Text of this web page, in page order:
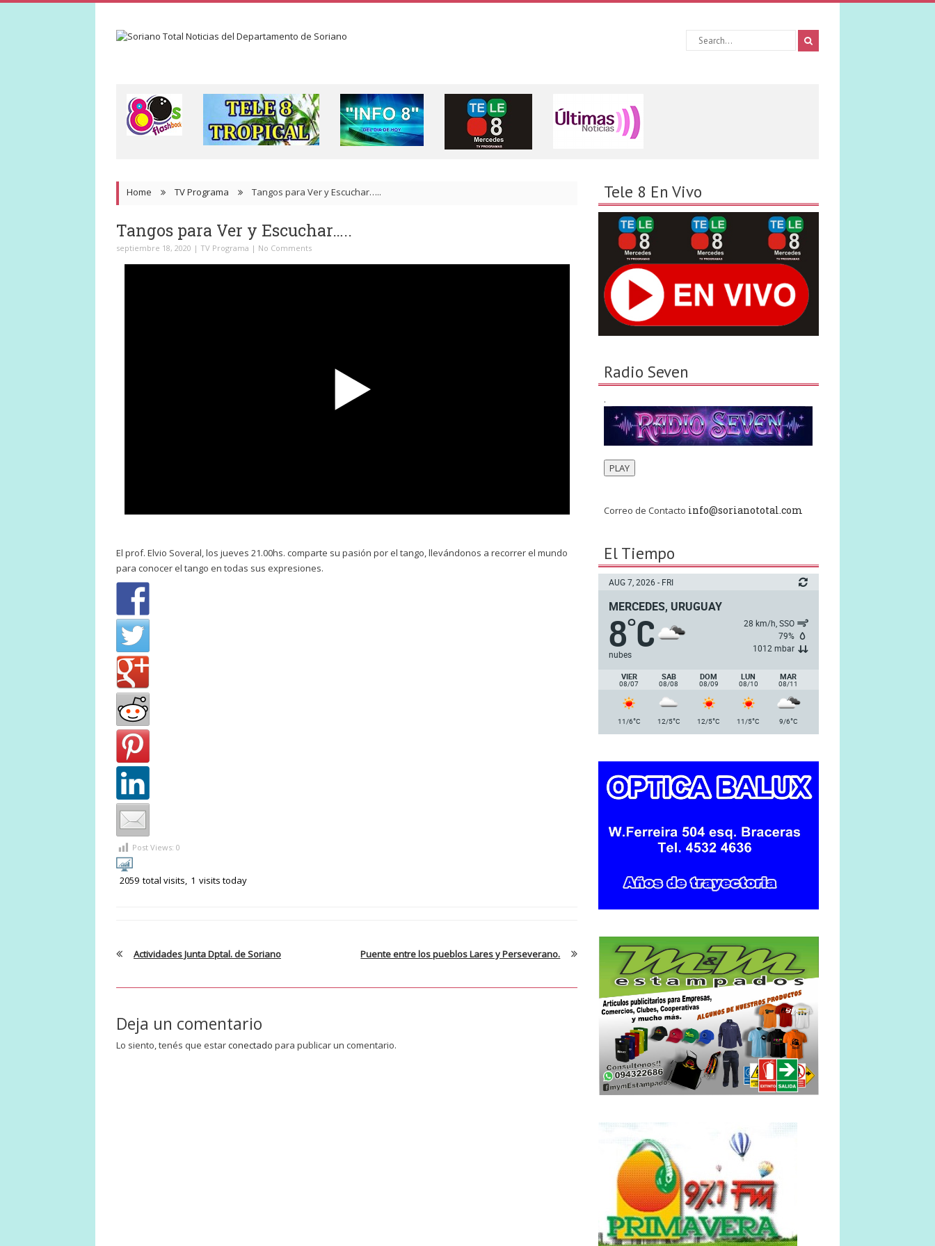
Tele 8 En Vivo
Radio Seven
.
PLAY
Correo de Contacto info@sorianototal.com
El Tiempo
AUG 7, 2026 - FRI
MERCEDES, URUGUAY
8°C
nubes
28 km/h, SSO
79%
1012 mbar
VIER
08/07
SAB
08/08
DOM
08/09
LUN
08/10
MAR
08/11
11/6°C 12/5°C 12/5°C 11/5°C 9/6°C
Home TV Programa Tangos para Ver y Escuchar…..
Tangos para Ver y Escuchar…..
septiembre 18, 2020 | TV Programa | No Comments
El prof. Elvio Soveral, los jueves 21.00hs. comparte su pasión por el tango, llevándonos a recorrer el mundo
para conocer el tango en todas sus expresiones.
Post Views: 0
2059 total visits, 1 visits today
Actividades Junta Dptal. de Soriano Puente entre los pueblos Lares y Perseverano.
Deja un comentario
Lo siento, tenés que estarconectado para publicar un comentario.